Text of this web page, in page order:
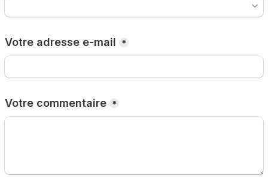
Votre adresse e-mail *
Votre commentaire *